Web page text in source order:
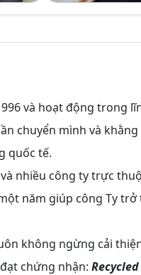
và hoạt động trong
chuyển mình và
quốc tế.
nhiều công ty trực
năm giúp công Ty trở
không ngừng cải
chứng nhận: